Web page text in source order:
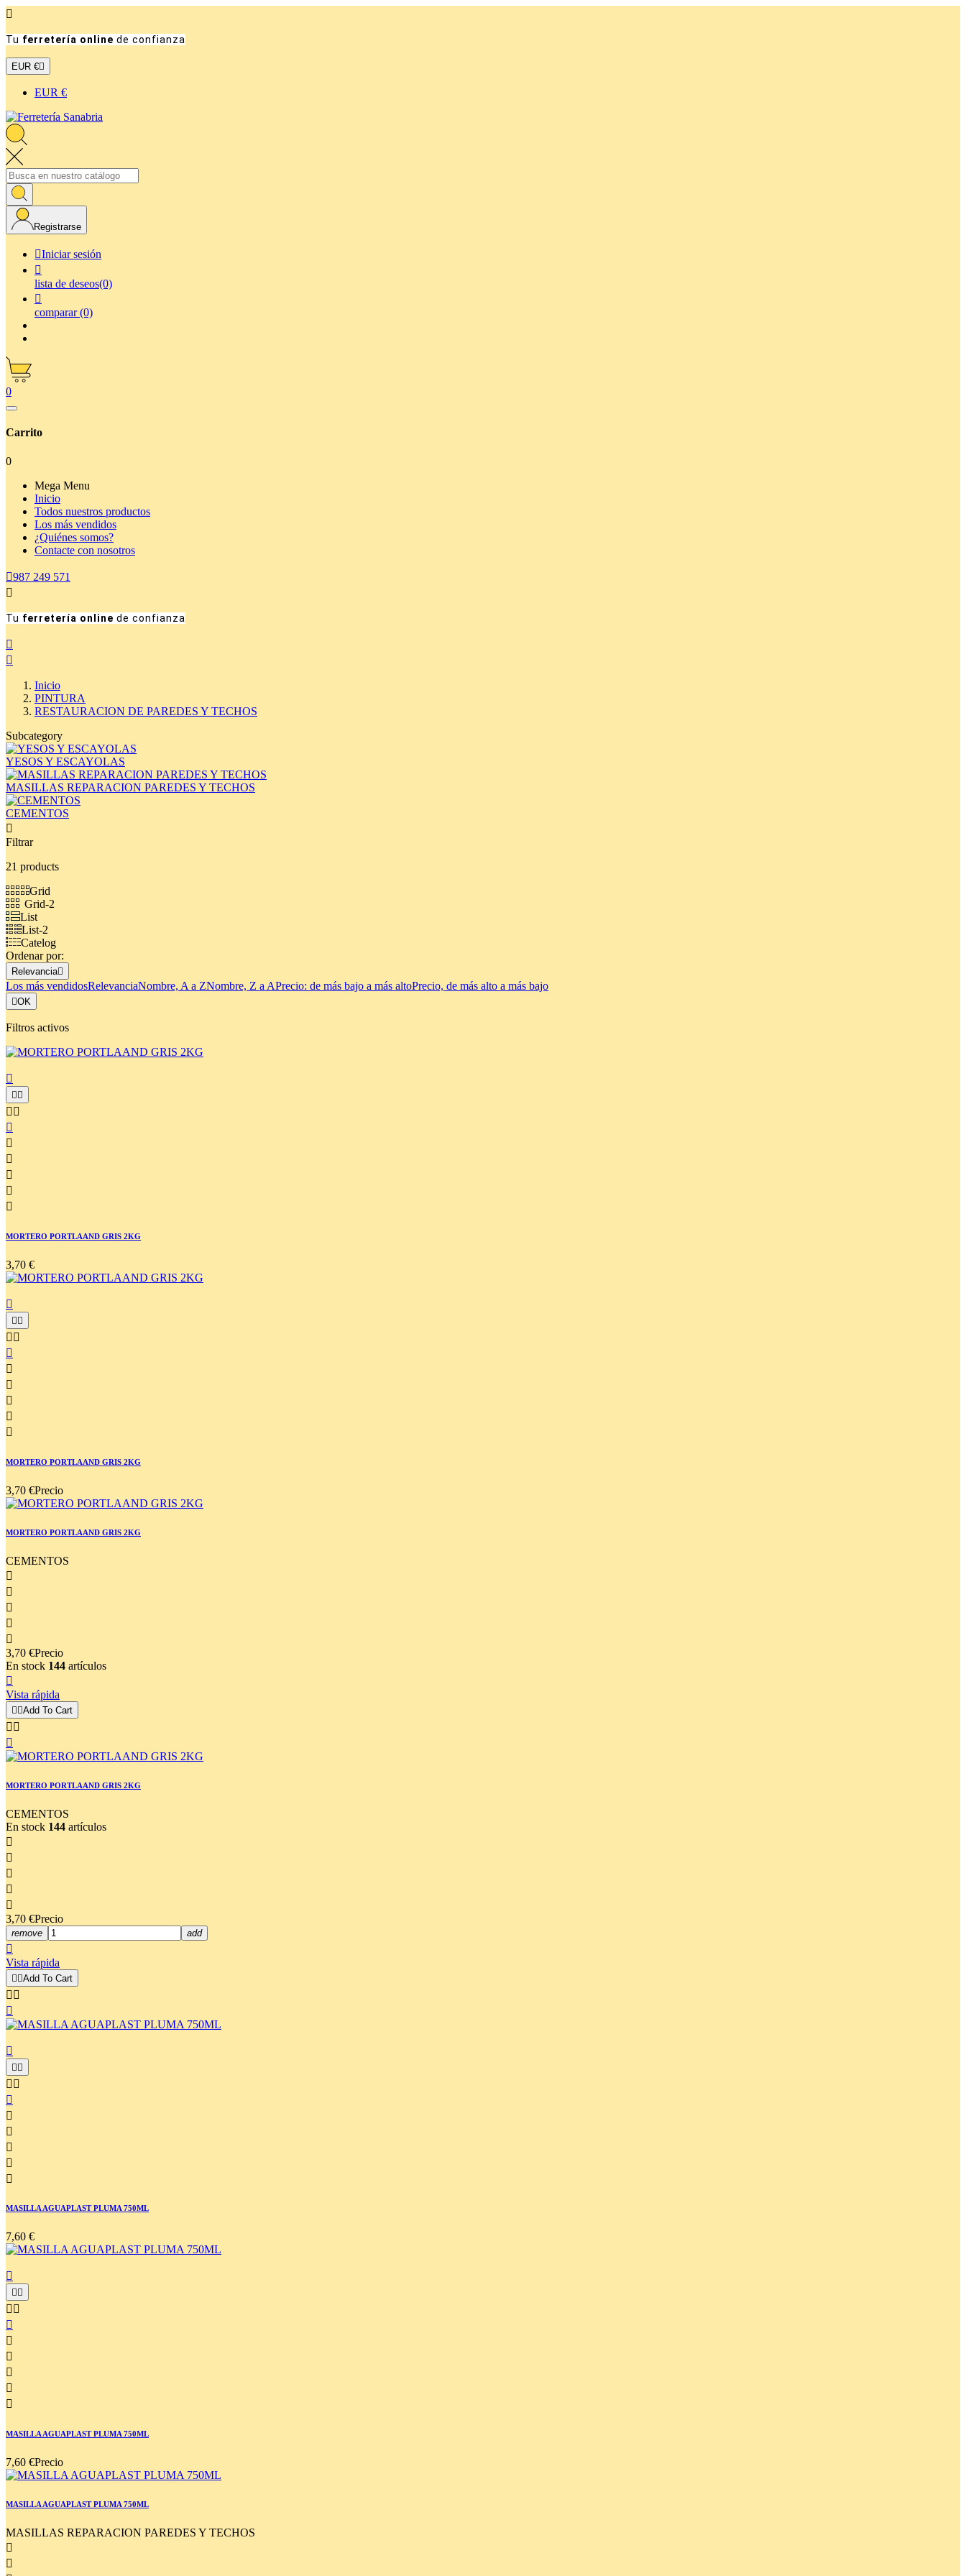

Tu ferretería online de confianza
EUR €
EUR €
Registrarse
Iniciar sesión

lista de deseos(0)

comparar(0)
0
Carrito
0
Mega Menu
Inicio
Todos nuestros productos
Los más vendidos
¿Quiénes somos?
Contacte con nosotros
987 249 571

Tu ferretería online de confianza


Inicio
PINTURA
RESTAURACION DE PAREDES Y TECHOS
Subcategory
YESOS Y ESCAYOLAS
MASILLAS REPARACION PAREDES Y TECHOS
CEMENTOS

Filtrar
21 products
Grid
Grid-2
List
List-2
Catelog
Ordenar por:
Relevancia
Los más vendidosRelevanciaNombre, A a ZNombre, Z a APrecio: de más bajo a más altoPrecio, de más alto a más bajo
OK
Filtros activos

 
 






MORTERO PORTLAAND GRIS 2KG
3,70 €


 






MORTERO PORTLAAND GRIS 2KG
3,70 €Precio
MORTERO PORTLAAND GRIS 2KG
CEMENTOS





3,70 €Precio
En stock 144 artículos

Vista rápida
Add To Cart
 

MORTERO PORTLAAND GRIS 2KG
CEMENTOS
En stock 144 artículos





3,70 €Precio
remove add

Vista rápida
Add To Cart
 



 






MASILLA AGUAPLAST PLUMA 750ML
7,60 €

 
 






MASILLA AGUAPLAST PLUMA 750ML
7,60 €Precio
MASILLA AGUAPLAST PLUMA 750ML
MASILLAS REPARACION PAREDES Y TECHOS

